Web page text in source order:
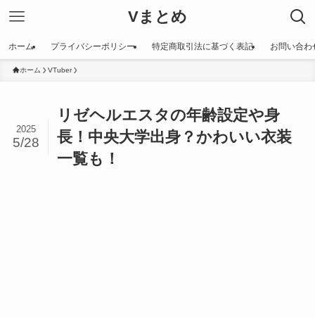
Vまとめ
ホーム プライバシーポリシー 特定商取引法に基づく表記 お問い合わ
ホーム VTuber
リゼヘルエスタの年齢設定や身
長！中央大学出身？かわいい衣装
一覧も！
2025
5/28